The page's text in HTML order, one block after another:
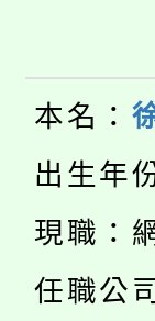
半
者。
份
大
份
淨
會
程
「
場
8/
本名：
出生年
現職：
任職公